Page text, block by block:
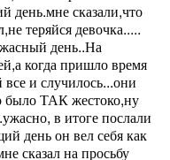
день.мне сказали,что
теряйся девочка.....
день..На
когда пришло время
и случилось...они
было ТАК жестоко,ну
в итоге послали
день он вел себя как
сказал на просьбу